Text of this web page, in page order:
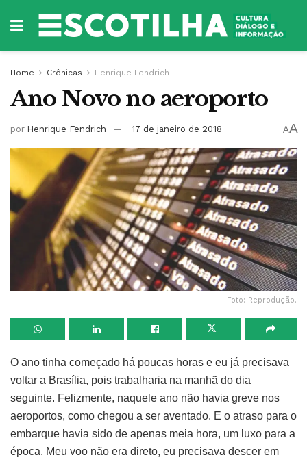
Home Crônicas Henrique Fendrich
Ano Novo no aeroporto
por Henrique Fendrich 17 de janeiro de 2018 AA
Foto: Reprodução.
O ano tinha começado há poucas horas e eu já precisava
voltar a Brasília, pois trabalharia na manhã do dia
seguinte. Felizmente, naquele ano não havia greve nos
aeroportos, como chegou a ser aventado. E o atraso para o
embarque havia sido de apenas meia hora, um luxo para a
época. Meu voo não era direto, eu precisava descer em